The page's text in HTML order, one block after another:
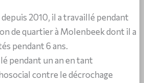
2010, il a travaillé pendant
de quartier à Molenbeek dont il a
pendant 6 ans.
pendant un an en tant
contre le décrochage